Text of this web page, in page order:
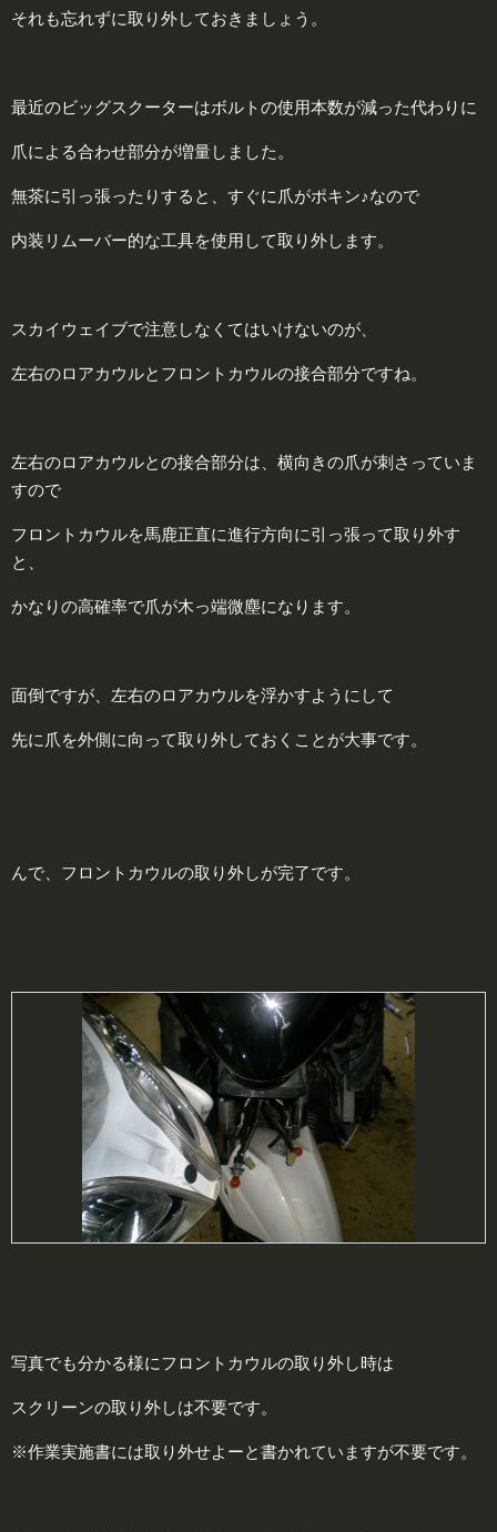
それも忘れずに取り外しておきましょう。
最近のビッグスクーターはボルトの使用本数が減った代わりに
爪による合わせ部分が増量しました。
無茶に引っ張ったりすると、すぐに爪がポキン♪なので
内装リムーバー的な工具を使用して取り外します。
スカイウェイブで注意しなくてはいけないのが、
左右のロアカウルとフロントカウルの接合部分ですね。
左右のロアカウルとの接合部分は、横向きの爪が刺さっていま
すので
フロントカウルを馬鹿正直に進行方向に引っ張って取り外す
と、
かなりの高確率で爪が木っ端微塵になります。
面倒ですが、左右のロアカウルを浮かすようにして
先に爪を外側に向って取り外しておくことが大事です。
んで、フロントカウルの取り外しが完了です。
写真でも分かる様にフロントカウルの取り外し時は
スクリーンの取り外しは不要です。
※作業実施書には取り外せよーと書かれていますが不要です。